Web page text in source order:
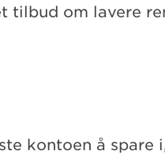
tilbud om lavere
kontoen å spare